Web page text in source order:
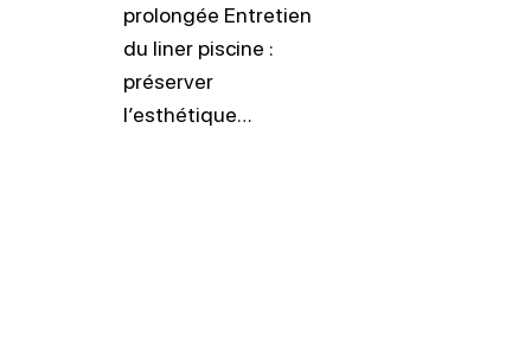
prolongée Entretien
du liner piscine :
préserver
l’esthétique…